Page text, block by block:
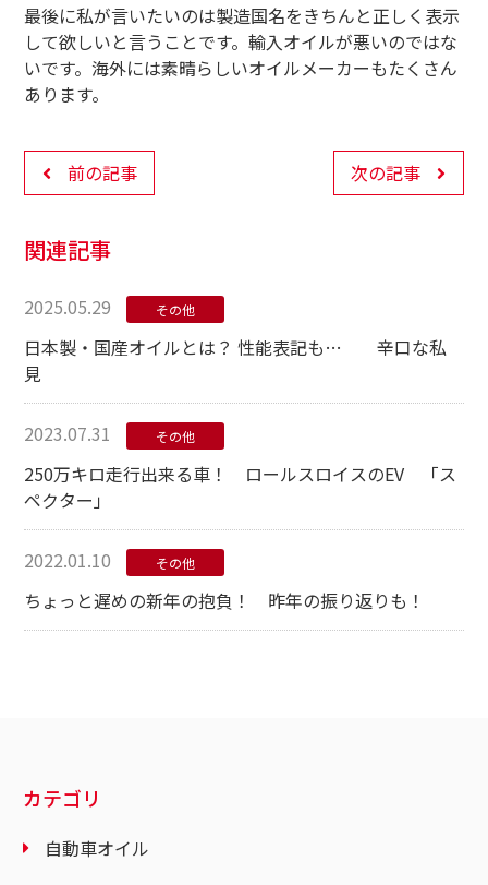
最後に私が言いたいのは製造国名をきちんと正しく表示
して欲しいと言うことです。輸入オイルが悪いのではな
いです。海外には素晴らしいオイルメーカーもたくさん
あります。
前の記事 次の記事
関連記事
2025.05.29 その他
日本製・国産オイルとは？ 性能表記も… 辛口な私
見
2023.07.31 その他
250万キロ走行出来る車！ ロールスロイスのEV 「ス
ペクター」
2022.01.10 その他
ちょっと遅めの新年の抱負！ 昨年の振り返りも！
カテゴリ
自動車オイル